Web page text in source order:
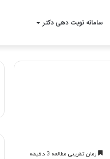
سامانه نوبت دهی دکتر
زمان تقریبی مطالعه 3 دقیقه